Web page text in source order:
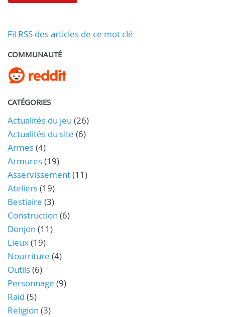
Fil RSS des articles de ce mot clé
COMMUNAUTÉ
CATÉGORIES
Actualités du jeu (26)
Actualités du site (6)
Armes(4)
Armures(19)
Asservissement(11)
Ateliers(19)
Bestiaire (3)
Construction (6)
Donjon (11)
Lieux(19)
Nourriture (4)
Outils(6)
Personnage (9)
Raid (5)
Religion (3)